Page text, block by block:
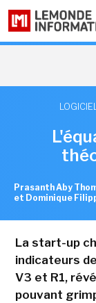
LOGICIEL
Prasanth Aby
et Dominique
La start-up
indicateurs
V3 et R1,
pouvant